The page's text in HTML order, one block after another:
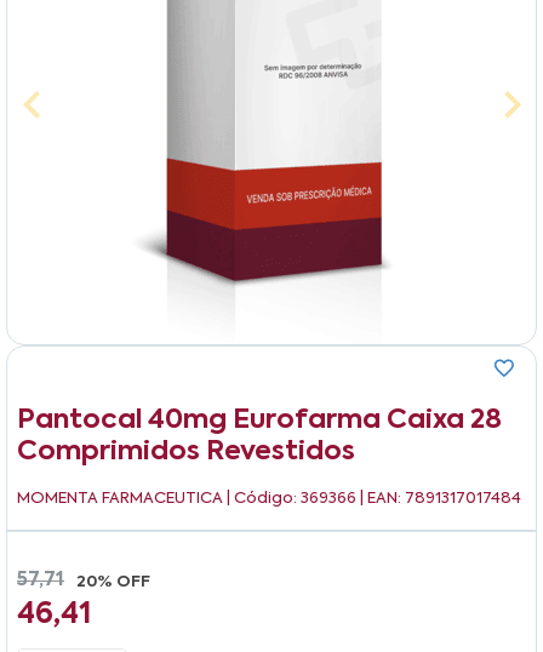
Pantocal 40mg Eurofarma Caixa 28
Comprimidos Revestidos
MOMENTA FARMACEUTICA | Código: 369366 | EAN: 7891317017484
57,71 20% OFF
46,41